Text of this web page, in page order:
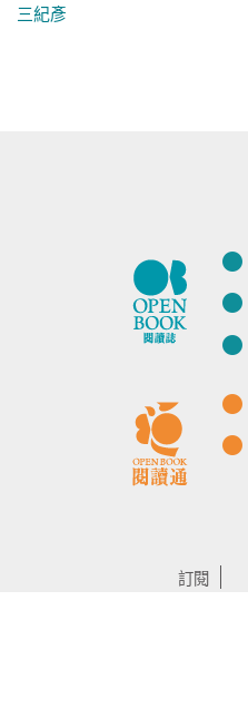
三紀彥
訂閱